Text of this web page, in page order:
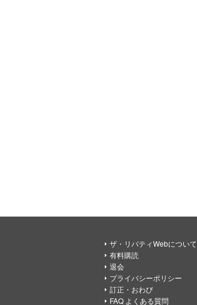
ザ・リバティWebについて
有料購読
退会
プライバシーポリシー
訂正・おわび
FAQ よくある質問